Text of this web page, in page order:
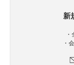
新
・